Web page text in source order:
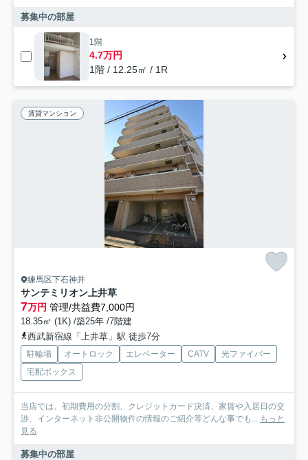
募集中の部屋
1階
4.7万円
1階 / 12.25㎡ / 1R
賃貸マンション
練馬区下石神井
サンテミリオン上井草
7万円 管理/共益費7,000円
18.35㎡ (1K) /築25年 /7階建
西武新宿線「上井草」駅 徒歩7分
駐輪場 オートロック エレベーター CATV
光ファイバー
宅配ボックス
当店では、初期費用の分割、クレジットカード決済、家賃や入居日の交
渉、インターネット非公開物件の情報のご紹介等どんな事でも... もっと
見る
募集中の部屋